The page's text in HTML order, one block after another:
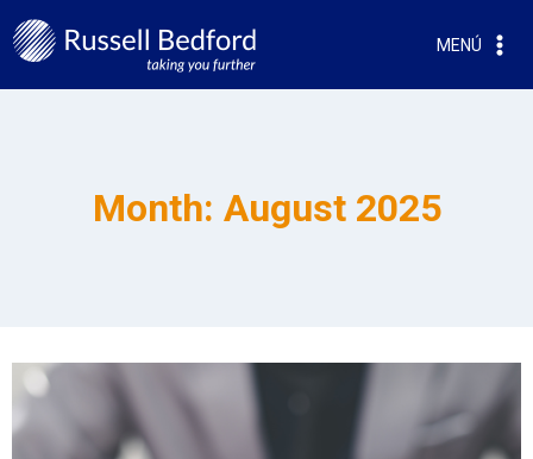
MENÚ
Month: August 2025